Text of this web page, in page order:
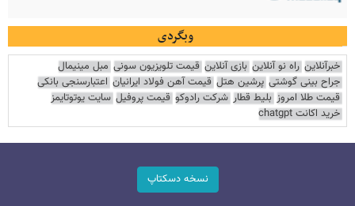
وبگردی
خبرآنلاین راه نو آنلاین بازی آنلاین قیمت تلویزیون سونی مبل مینیمال
جراح بینی گوشتی پرشین هتل قیمت آهن فولاد ایرانیان اعتبارسنجی بانکی
قیمت طلا امروز بلیط قطار شرکت رادوکو قیمت پروفیل سایت یوتوتایمز
خرید اکانت chatgpt
نسخه دسکتاپ